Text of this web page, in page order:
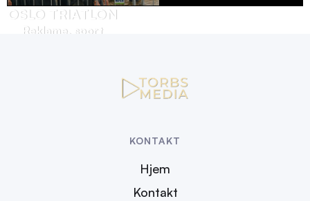
OSLO TRIATLON
Reklame, sport
KONTAKT
Hjem
Kontakt